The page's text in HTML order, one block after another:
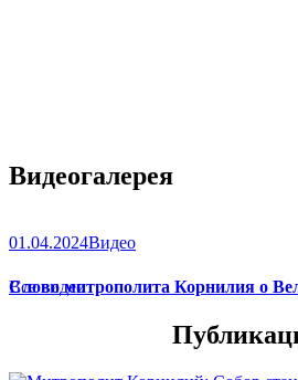
Видеогалерея
01.04.2024Видео
Слово митрополита Корнилия о
Все видео